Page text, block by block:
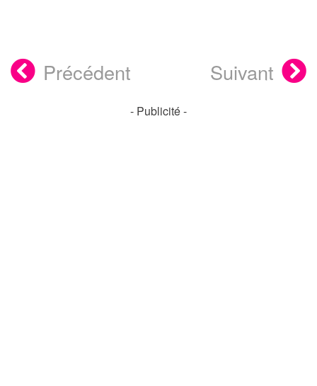
Précédent Suivant
- Publicité -